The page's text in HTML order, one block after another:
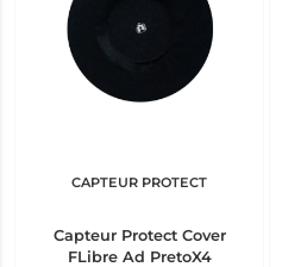
CAPTEUR PROTECT
Capteur Protect Cover
FLibre Ad PretoX4